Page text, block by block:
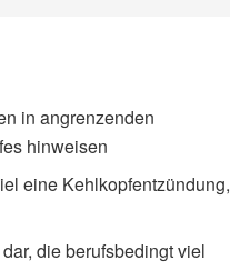
in angrenzenden
hinweisen
eine Kehlkopfentzündung,
die berufsbedingt viel